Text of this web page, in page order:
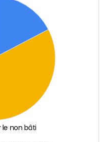
le non bâti